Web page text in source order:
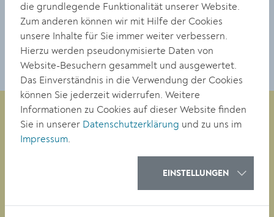
Kohl Dagmar
Nürnberger Werner
Pappenscheller Florian
Magistrat der Stadt Krems
die grundlegende Funktionalität unserer Website.
Zum anderen können wir mit Hilfe der Cookies
unsere Inhalte für Sie immer weiter verbessern.
Hierzu werden pseudonymisierte Daten von
Website-Besuchern gesammelt und ausgewertet.
Das Einverständnis in die Verwendung der Cookies
können Sie jederzeit widerrufen. Weitere
Informationen zu Cookies auf dieser Website finden
Sie in unserer Datenschutzerklärung und zu uns im
Impressum.
EINSTELLUNGEN